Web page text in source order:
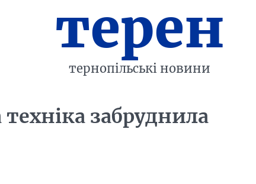
терен
тернопільські новини
забруднила